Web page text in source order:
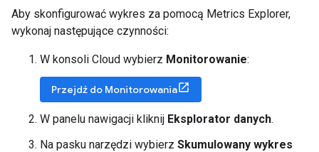
Aby skonfigurować wykres za pomocą Metrics Explorer,
wykonaj następujące czynności:
W konsoli Cloud wybierz Monitorowanie:
Przejdź do Monitorowania
W panelu nawigacji kliknij Eksplorator danych.
Na pasku narzędzi wybierz Skumulowany wykres